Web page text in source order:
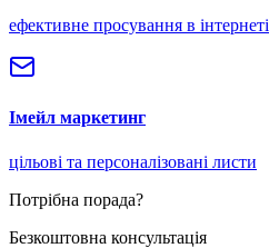
ефективне просування в інтернеті
Імейл маркетинг
цільові та персоналізовані листи
Потрібна порада?
Безкоштовна консультація